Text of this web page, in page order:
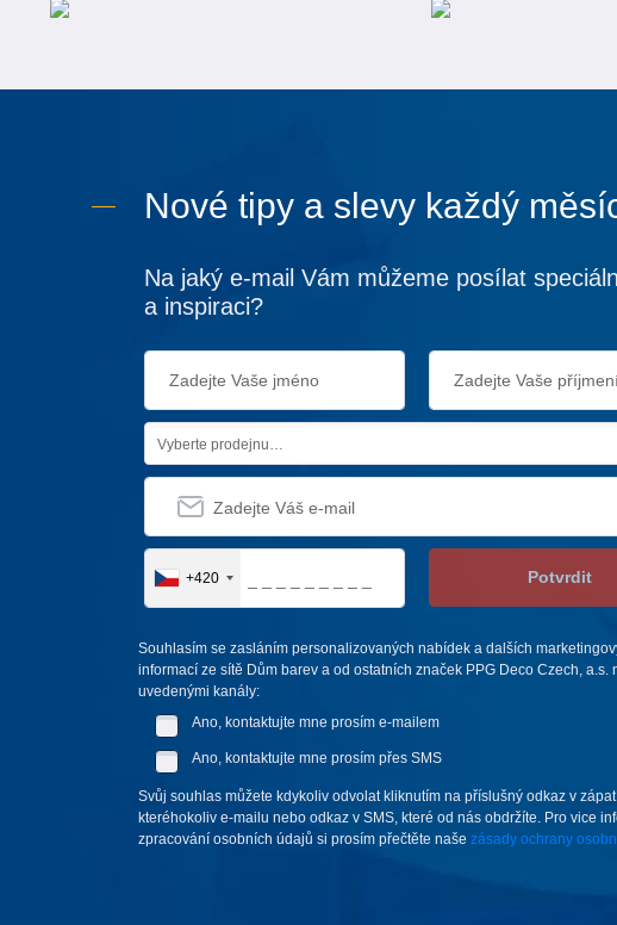
Nové tipy a slevy každý
Na jaký e-mail Vám můžeme posílat
a inspiraci?
Vyberte prodejnu…
+420 Potvrdit
Souhlasím se zasláním personalizovaných nabídek a dalších
informací ze sítě Dům barev a od ostatních značek PPG Deco Czech, a.s.
uvedenými kanály:
Ano, kontaktujte mne prosím e-mailem
Ano, kontaktujte mne prosím přes SMS
Svůj souhlas můžete kdykoliv odvolat kliknutím na příslušný odkaz v
kteréhokoliv e-mailu nebo odkaz v SMS, které od nás obdržíte. Pro vice
zpracování osobních údajů si prosím přečtěte naše zásady ochrany